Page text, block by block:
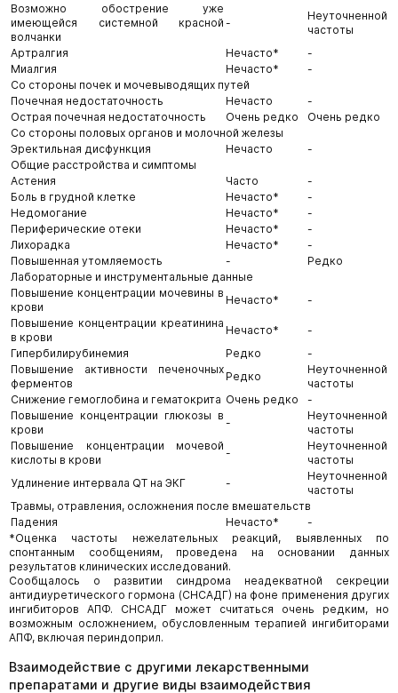
Возможно обострение уже
имеющейся системной красной
волчанки
-
Неуточненной
частоты
Артралгия
Нечасто*
-
Миалгия
Нечасто*
-
Со стороны почек и мочевыводящих путей
Почечная недостаточность
Нечасто
-
Острая почечная недостаточность
Очень редко
Очень редко
Со стороны половых органов и молочной железы
Эректильная дисфункция
Нечасто
-
Общие расстройства и симптомы
Астения
Часто
-
Боль в грудной клетке
Нечасто*
-
Недомогание
Нечасто*
-
Периферические отеки
Нечасто*
-
Лихорадка
Нечасто*
-
Повышенная утомляемость
-
Редко
Лабораторные и инструментальные данные
Повышение концентрации мочевины в
крови
Нечасто*
-
Повышение концентрации креатинина
в крови
Нечасто*
-
Гипербилирубинемия
Редко
-
Повышение активности печеночных
ферментов
Редко
Неуточненной
частоты
Снижение гемоглобина и гематокрита Очень редко
-
Повышение концентрации глюкозы в
крови
-
Неуточненной
частоты
Повышение концентрации мочевой
кислоты в крови
-
Неуточненной
частоты
Удлинение интервала QT на ЭКГ
-
Неуточненной
частоты
Травмы, отравления, осложнения после вмешательств
Падения
Нечасто*
-
*Оценка частоты нежелательных реакций, выявленных по
спонтанным сообщениям, проведена на основании данных
результатов клинических исследований.
Сообщалось о развитии синдрома неадекватной секреции
антидиуретического гормона (СНСАДГ) на фоне применения других
ингибиторов АПФ. СНСАДГ может считаться очень редким, но
возможным осложнением, обусловленным терапией ингибиторами
АПФ, включая периндоприл.
Взаимодействие с другими лекарственными
препаратами и другие виды взаимодействия